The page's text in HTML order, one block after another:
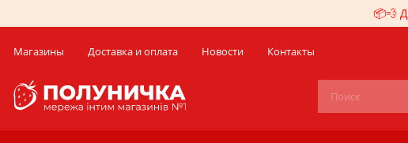
📦💨
Магазины Доставка и оплата Новости Контакты